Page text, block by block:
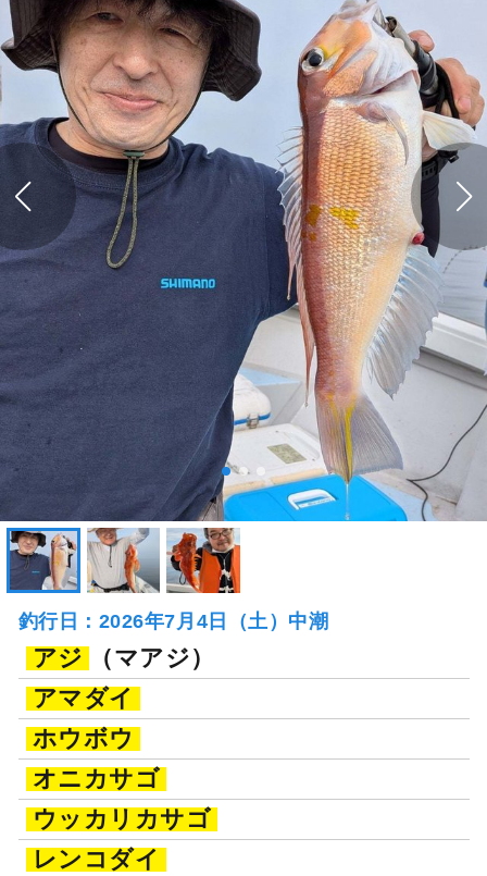
釣行日：2026年7月4日（土）中潮
アジ
（マアジ）
アマダイ
ホウボウ
オニカサゴ
ウッカリカサゴ
レンコダイ